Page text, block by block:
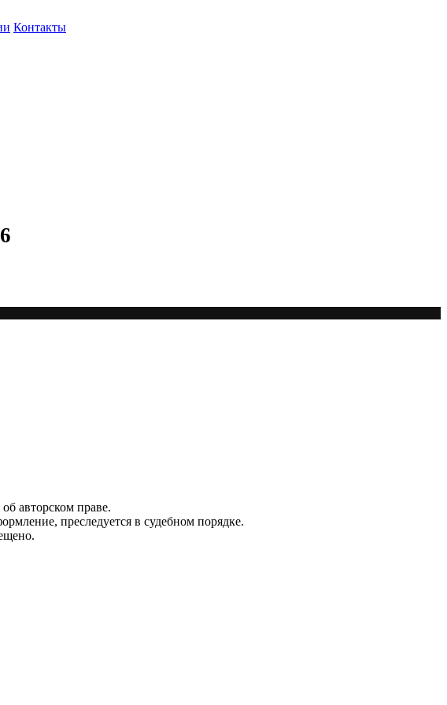
Контакты
авторском праве.
преследуется в судебном порядке.